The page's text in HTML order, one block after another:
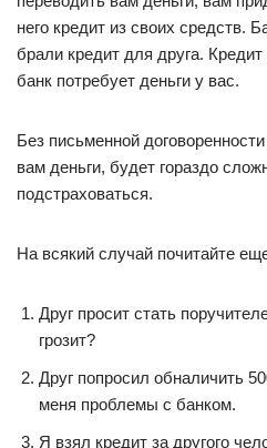
него кредит из своих средств.
брали кредит для друга.
банк потребует деньги у вас.
Без письменной
вам деньги, будет гораздо
подстраховаться.
На всякий случай почитайте
Друг просит стать
грозит?
Друг попросил обналичить
меня проблемы с банком.
Я взял кредит за другого